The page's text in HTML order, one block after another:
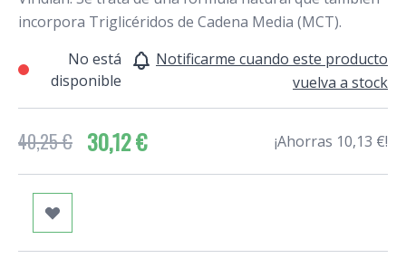
incorpora Triglicéridos de Cadena Media (MCT).
No está
disponible
Notificarme cuando este producto
vuelva a stock
40,25 € 30,12 € ¡Ahorras 10,13 €!